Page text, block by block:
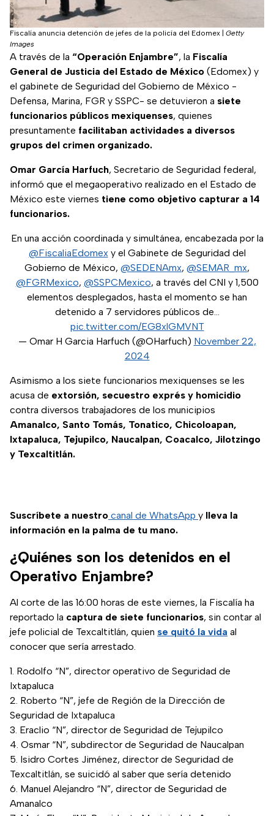
Fiscalía anuncia detención de jefes de la policía del Edomex
Getty
Images
A través de la “Operación Enjambre”, la Fiscalía
General de Justicia del Estado de México (Edomex) y
el gabinete de Seguridad del Gobierno de México -
Defensa, Marina, FGR y SSPC- se detuvieron a siete
funcionarios públicos mexiquenses, quienes
presuntamente facilitaban actividades a diversos
grupos del crimen organizado.
Omar García Harfuch, Secretario de Seguridad federal,
informó que el megaoperativo realizado en el Estado de
México este viernes tiene como objetivo capturar a 14
funcionarios.
En una acción coordinada y simultánea, encabezada por la
@FiscaliaEdomex y el Gabinete de Seguridad del
Gobierno de México, @SEDENAmx, @SEMAR_mx,
@FGRMexico, @SSPCMexico, a través del CNI y 1,500
elementos desplegados, hasta el momento se han
detenido a 7 servidores públicos de…
pic.twitter.com/EG8xlGMVNT
— Omar H Garcia Harfuch (@OHarfuch) November 22,
2024
Asimismo a los siete funcionarios mexiquenses se les
acusa de extorsión, secuestro exprés y homicidio
contra diversos trabajadores de los municipios
Amanalco, Santo Tomás, Tonatico, Chicoloapan,
Ixtapaluca, Tejupilco, Naucalpan, Coacalco, Jilotzingo
y Texcaltitlán.
Suscríbete a nuestro canal de WhatsApp y lleva la
información en la palma de tu mano.
¿Quiénes son los detenidos en el
Operativo Enjambre?
Al corte de las 16:00 horas de este viernes, la Fiscalía ha
reportado la captura de siete funcionarios, sin contar al
jefe policial de Texcaltitlán, quien se quitó la vida al
conocer que sería arrestado.
Rodolfo “N”, director operativo de Seguridad de
Ixtapaluca
Roberto “N”, jefe de Región de la Dirección de
Seguridad de Ixtapaluca
Eraclio “N”, director de Seguridad de Tejupilco
Osmar “N”, subdirector de Seguridad de Naucalpan
Isidro Cortes Jiménez, director de Seguridad de
Texcaltitlán, se suicidó al saber que sería detenido
Manuel Alejandro “N”, director de Seguridad de
Amanalco